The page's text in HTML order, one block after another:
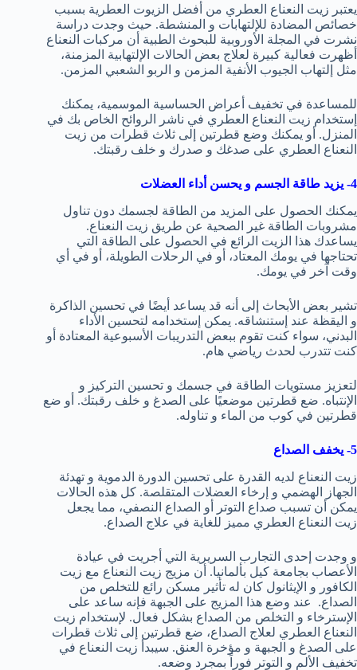
يعتبر زيت النعناع العطري من أفضل الزيوت العطرية بسبب
خصائص المضادة للإلتهابات و المنشطة. حيث وجدت دراسة
نشرت في المجلة الأوروبية للبحوث الطبية أن مركبات النعناع
أظهرت فعالية كبيرة لعلاج بعض الحالات الإلتهابية المزمنة،
مثل إلتهاب الجيوب الأنفية المزمن و الربو الشعبي المزمن.
للمساعدة في تخفيف أعراض الحساسية الموسمية، يمكنك
إستخدام زيت النعناع العطري في ناشر الروائح الخاص بك في
المنزل. أو يمكنك وضع قطرتين إلى ثلاث قطرات من زيت
النعناع العطري على صدغك و صدرك و خلف رقبتك.
4- يزيد طاقة الجسم و يحسن أداء العضلات
يمكنك الحصول على المزيد من الطاقة لجسمك دون تناول
مشروبات الطاقة غير الصحية عن طريق زيت النعناع.
يساعدك هذا الزيت الرائع في الحصول على الطاقة التي
تحتاجها في يومك المعتاد، أو في الرحلات الطويلة، أو في أي
وقت آخر في يومك.
تشير بعض الأبحاث إلى أنه قد يساعد أيضًا في تحسين الذاكرة
و اليقظة عند إستنشاقه. يمكن إستخدامه لتحسين الأداء
البدني، سواء كنت تقوم ببعض التدريبات الأسبوعية المعتادة أو
كنت تتدرب لحدث رياضي هام.
لتعزيز مستويات الطاقة في جسمك و تحسين التركيز و
الإنتباه. ضع قطرتين موضعيًا على الصدغ و خلف رقبتك. أو ضع
قطرتين في كوب من الماء و تناوله.
5- يخفف الصداع
زيت النعناع لديه القدرة على تحسين الدورة الدموية و تهدئة
الجهاز الهضمي و إرخاء العضلات المتقلصة. كل هذه الحالات
يمكن أن تسبب صداع التوتر أو الصداع النصفي، مما يجعل
زيت النعناع العطري مميز للغاية في علاج الصداع.
و وجدت إحدى التجارب السريرية التي أجريت في عيادة
الأعصاب بجامعة كيل بألمانيا. أن مزيج زيت النعناع مع زيت
الكافور و الإيثانول كان له تأثير مسكن رائع للتخلص من
الصداع. عند وضع هذا المزيج على الجبهة فإنه ساعد على
الإسترخاء و التخلص من الصداع بشكل فعال. لإستخدام زيت
النعناع العطري لعلاج الصداع، ضع قطرتين إلى ثلاث قطرات
على الصدغ و الجبهة و مؤخرة العنق. سيبدأ زيت النعناع في
تخفيف الألم و التوتر فوراً بمجرد وضعه.